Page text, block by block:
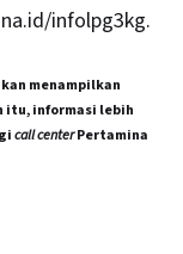
infolpg3kg.
menampilkan
itu, informasi lebih
call centerPertamina